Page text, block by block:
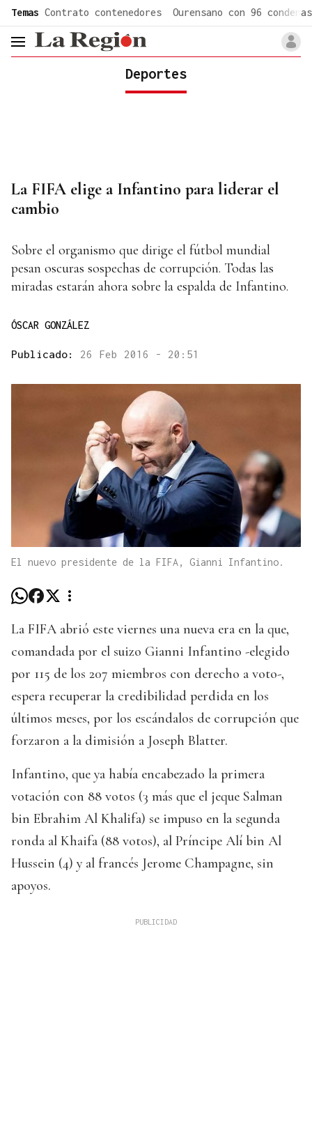
Temas Contrato contenedores Ourensano con 96 condenas
header.menu.open
Deportes
La FIFA elige a Infantino para liderar el
cambio
Sobre el organismo que dirige el fútbol mundial
pesan oscuras sospechas de corrupción. Todas las
miradas estarán ahora sobre la espalda de Infantino.
ÓSCAR GONZÁLEZ
Publicado: 26 Feb 2016 - 20:51
El nuevo presidente de la FIFA, Gianni Infantino.
La FIFA abrió este viernes una nueva era en la que,
comandada por el suizo Gianni Infantino -elegido
por 115 de los 207 miembros con derecho a voto-,
espera recuperar la credibilidad perdida en los
últimos meses, por los escándalos de corrupción que
forzaron a la dimisión a Joseph Blatter.
Infantino, que ya había encabezado la primera
votación con 88 votos (3 más que el jeque Salman
bin Ebrahim Al Khalifa) se impuso en la segunda
ronda al Khaifa (88 votos), al Príncipe Alí bin Al
Hussein (4) y al francés Jerome Champagne, sin
apoyos.